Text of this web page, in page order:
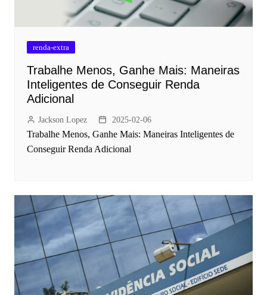
renda-extra
Trabalhe Menos, Ganhe Mais: Maneiras
Inteligentes de Conseguir Renda
Adicional
Jackson Lopez 2025-02-06
Trabalhe Menos, Ganhe Mais: Maneiras Inteligentes de
Conseguir Renda Adicional